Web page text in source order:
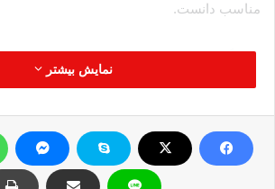
مناسب دانست.
منبع:کردپرس
اقلیم کردستان حزب اتحاد اسلامی
نمایش بیشتر